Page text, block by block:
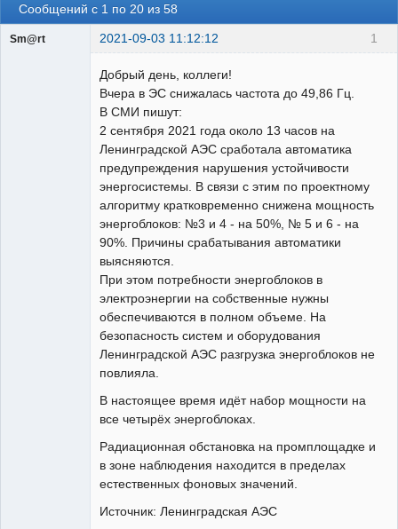
Сообщений с 1 по 20 из 58
1
Sm@rt 2021-09-03 11:12:12
Добрый день, коллеги!
Вчера в ЭС снижалась частота до 49,86 Гц.
В СМИ пишут:
2 сентября 2021 года около 13 часов на
Ленинградской АЭС сработала автоматика
предупреждения нарушения устойчивости
энергосистемы. В связи с этим по проектному
алгоритму кратковременно снижена мощность
энергоблоков: №3 и 4 - на 50%, № 5 и 6 - на
90%. Причины срабатывания автоматики
выясняются.
При этом потребности энергоблоков в
электроэнергии на собственные нужны
обеспечиваются в полном объеме. На
безопасность систем и оборудования
Ленинградской АЭС разгрузка энергоблоков не
повлияла.
В настоящее время идёт набор мощности на
все четырёх энергоблоках.
Радиационная обстановка на промплощадке и
в зоне наблюдения находится в пределах
естественных фоновых значений.
Источник: Ленинградская АЭС